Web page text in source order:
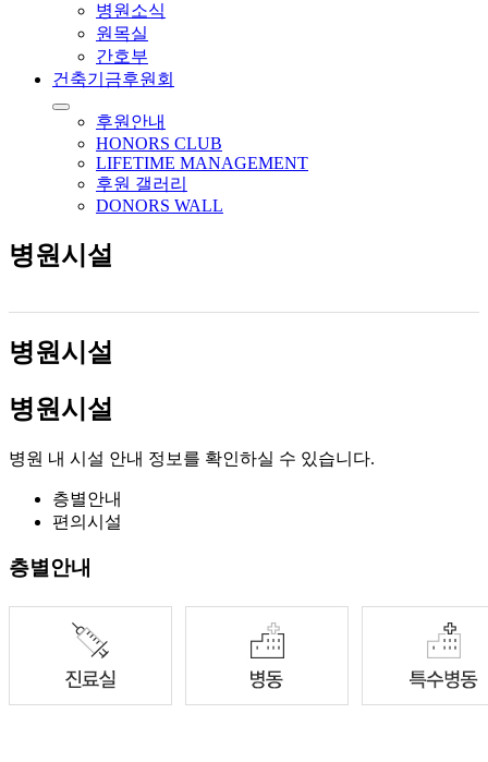
병원소식
원목실
간호부
건축기금후원회
후원안내
HONORS CLUB
LIFETIME MANAGEMENT
후원 갤러리
DONORS WALL
병원시설
병원시설
병원시설
병원 내 시설 안내 정보를 확인하실 수 있습니다.
층별안내
편의시설
층별안내